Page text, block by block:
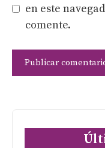
en este
comente.